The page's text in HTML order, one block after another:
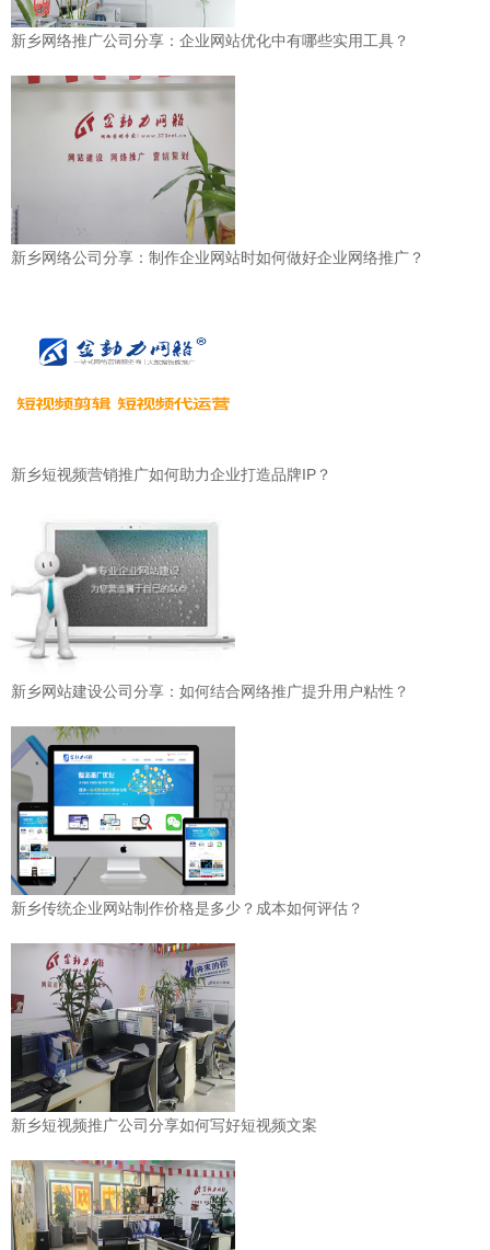
新乡网络推广公司分享：企业网站优化中有哪些实用工具？
新乡网络公司分享：制作企业网站时如何做好企业网络推广？
新乡短视频营销推广如何助力企业打造品牌IP？
新乡网站建设公司分享：如何结合网络推广提升用户粘性？
新乡传统企业网站制作价格是多少？成本如何评估？
新乡短视频推广公司分享如何写好短视频文案